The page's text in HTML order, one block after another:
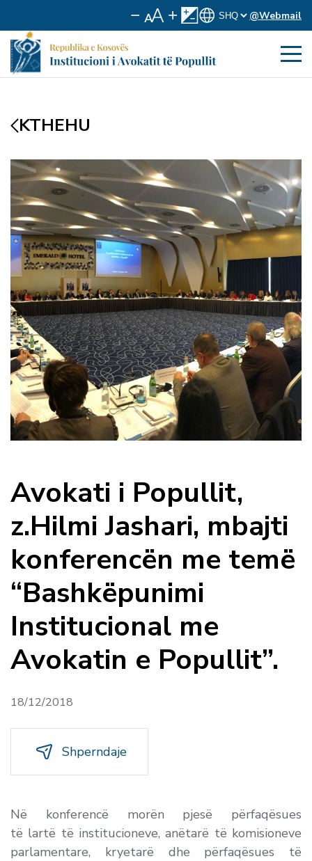
@Webmail
KTHEHU
Avokati i Popullit,
z.Hilmi Jashari, mbajti
konferencën me temë
“Bashkëpunimi
Institucional me
Avokatin e Popullit”.
18/12/2018
Shperndaje
Në konferencë morën pjesë përfaqësues
të lartë të institucioneve, anëtarë të komisioneve
parlamentare, kryetarë dhe përfaqësues të